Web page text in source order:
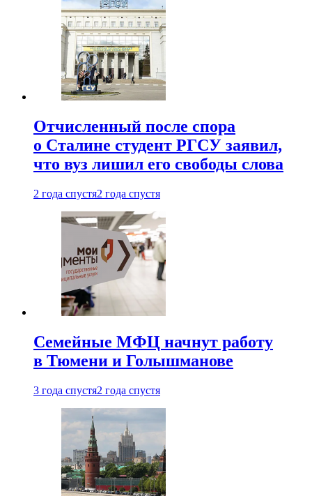
Отчисленный после спора
о Сталине студент РГСУ заявил,
что вуз лишил его свободы слова
2 года спустя2 года спустя
Семейные МФЦ начнут работу
в Тюмени и Голышманове
3 года спустя2 года спустя